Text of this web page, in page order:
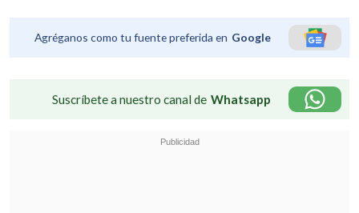
Agréganos como tu fuente preferida en Google
Suscríbete a nuestro canal de Whatsapp